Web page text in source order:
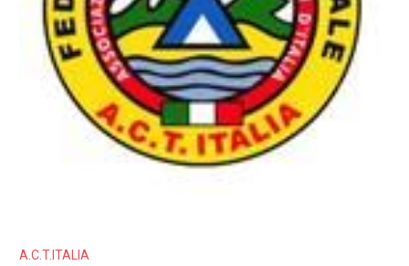
A.C.T.ITALIA